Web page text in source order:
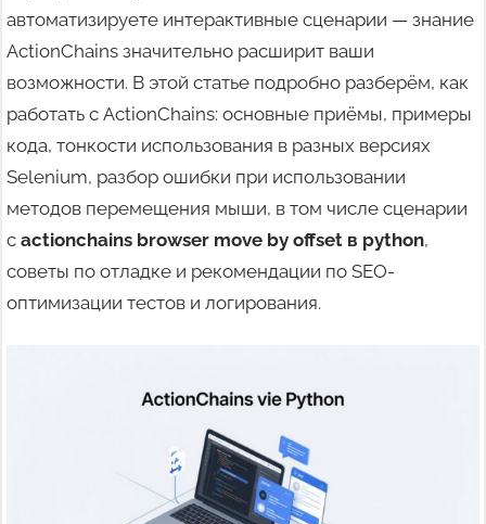
автоматизируете интерактивные сценарии — знание
ActionChains значительно расширит ваши
возможности. В этой статье подробно разберём, как
работать с ActionChains: основные приёмы, примеры
кода, тонкости использования в разных версиях
Selenium, разбор ошибки при использовании
методов перемещения мыши, в том числе сценарии
сactionchains browser move by offset в python,
советы по отладке и рекомендации по SEO-
оптимизации тестов и логирования.